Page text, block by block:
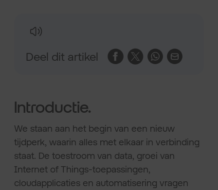
Deel dit artikel
Introductie.
We staan aan het begin van een nieuw
tijdperk, waarin alles met elkaar in verbinding
staat. De toestroom van data, groei van
Internet of Things-toepassingen,
cloudapplicaties en automatisering vragen